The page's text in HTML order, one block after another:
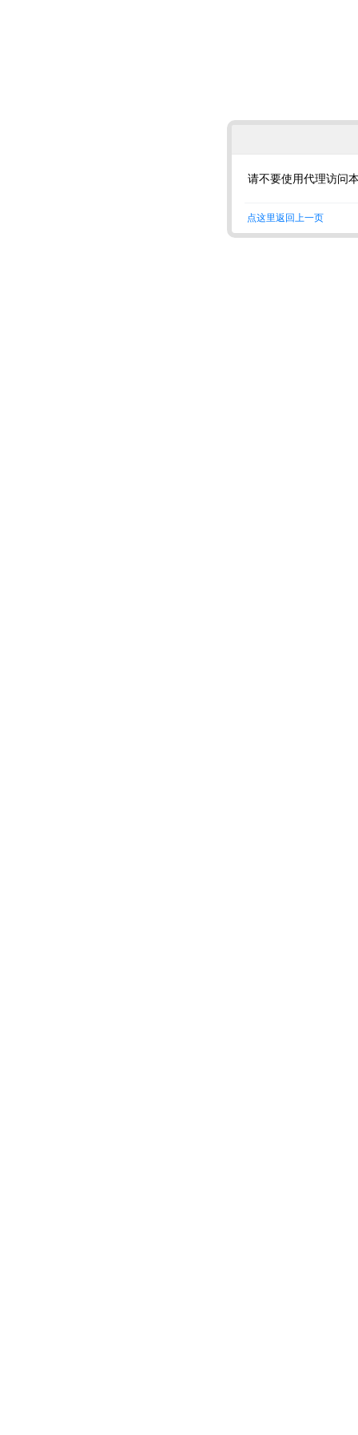
请不要使用代理访问
点这里返回上一页